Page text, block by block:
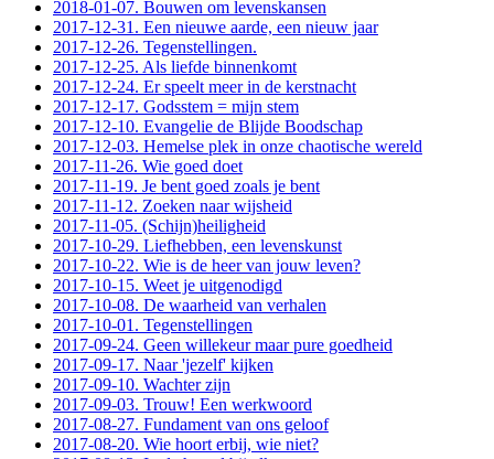
2018-01-07. Bouwen om levenskansen
2017-12-31. Een nieuwe aarde, een nieuw jaar
2017-12-26. Tegenstellingen.
2017-12-25. Als liefde binnenkomt
2017-12-24. Er speelt meer in de kerstnacht
2017-12-17. Godsstem = mijn stem
2017-12-10. Evangelie de Blijde Boodschap
2017-12-03. Hemelse plek in onze chaotische wereld
2017-11-26. Wie goed doet
2017-11-19. Je bent goed zoals je bent
2017-11-12. Zoeken naar wijsheid
2017-11-05. (Schijn)heiligheid
2017-10-29. Liefhebben, een levenskunst
2017-10-22. Wie is de heer van jouw leven?
2017-10-15. Weet je uitgenodigd
2017-10-08. De waarheid van verhalen
2017-10-01. Tegenstellingen
2017-09-24. Geen willekeur maar pure goedheid
2017-09-17. Naar 'jezelf' kijken
2017-09-10. Wachter zijn
2017-09-03. Trouw! Een werkwoord
2017-08-27. Fundament van ons geloof
2017-08-20. Wie hoort erbij, wie niet?